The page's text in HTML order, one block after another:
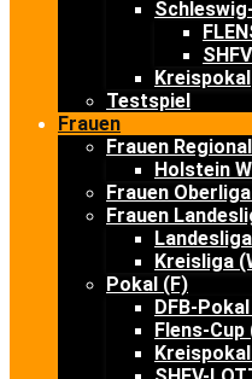
Kreispokal
Testspiel
Frauen
Frauen
Holstein
Frauen
Frauen
Kreisliga
Pokal (F)
DFB-
Flens-Cup